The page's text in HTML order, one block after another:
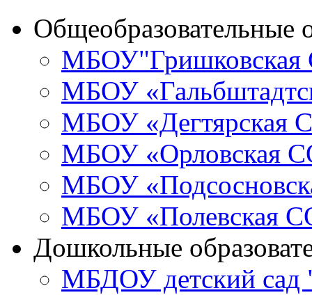
Общеобразовательные
МБОУ
МБОУ «Дегтярская
МБОУ «Орловская
МБОУ
МБОУ «Полевская
Дошкольные
МБДОУ детский сад